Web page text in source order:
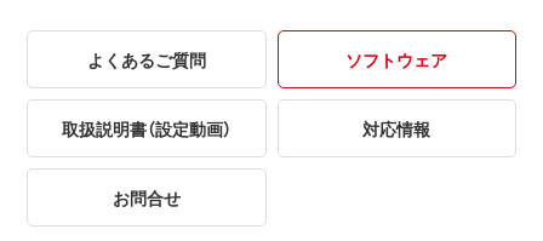
よくあるご質問 ソフトウェア
取扱説明書（設定動画） 対応情報
お問合せ